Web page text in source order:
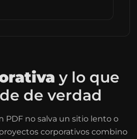
y lo que
de verdad
PDF no salva un sitio lento o
corporativos combino